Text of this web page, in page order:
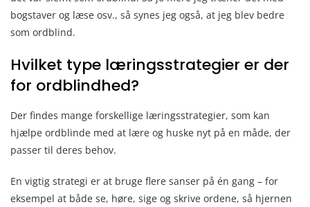
bogstaver og læse osv., så synes jeg også, at jeg blev bedre
som ordblind.
Hvilket type læringsstrategier er der
for ordblindhed?
Der findes mange forskellige læringsstrategier, som kan
hjælpe ordblinde med at lære og huske nyt på en måde, der
passer til deres behov.
En vigtig strategi er at bruge flere sanser på én gang – for
eksempel at både se, høre, sige og skrive ordene, så hjernen